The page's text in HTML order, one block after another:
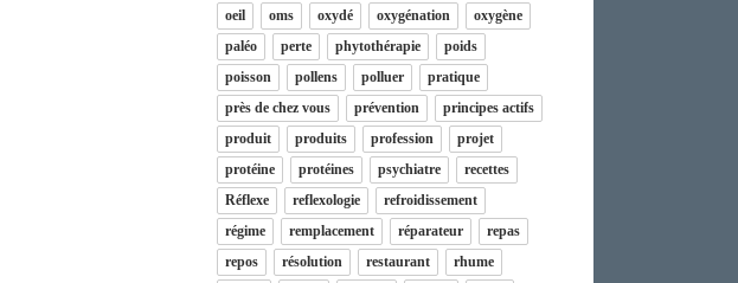
oeil
oms oxydé oxygénation
oxygène
paléo
perte phytothérapie
poids
poisson
pollens polluer
pratique
près de chez vous
prévention
principes actifs
produit
produits profession
projet
protéine
protéines psychiatre
recettes
Réflexe
reflexologie
refroidissement
régime
remplacement réparateur
repas
repos
résolution restaurant
rhume